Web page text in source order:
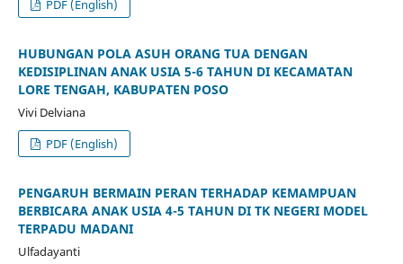
PDF (English)
HUBUNGAN POLA ASUH ORANG TUA DENGAN
KEDISIPLINAN ANAK USIA 5-6 TAHUN DI KECAMATAN
LORE TENGAH, KABUPATEN POSO
Vivi Delviana
PDF (English)
PENGARUH BERMAIN PERAN TERHADAP KEMAMPUAN
BERBICARA ANAK USIA 4-5 TAHUN DI TK NEGERI MODEL
TERPADU MADANI
Ulfadayanti